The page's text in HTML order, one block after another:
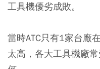
工具機優劣成敗。
當時ATC只有1家台廠
太高，各大工具機廠